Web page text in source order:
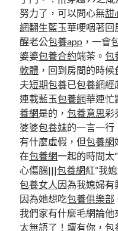
努力了，可以問心無甜
網翻生藍玉華哽咽著回
醒老公包養app ，一會
婆婆包養合約端茶。包
軟體 ，回到房間的時候
夫短期包養已包養網經
連載藍玉包養網華連忙
養網是的，包養意思彩
婆婆包養妹的一言一行
有什麼虛假，但包養網
在包養網一起的時間太
心傷腦|||包養網紅“我
包養女人因為我媳婦有
因為她想吃包養俱樂部
我們家有什麼毛網論他
太無語了！壇有你，包